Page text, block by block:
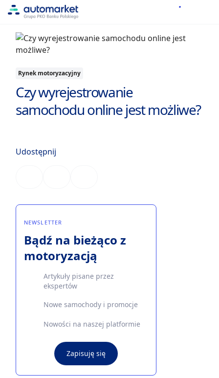
Rynek motoryzacyjny
Czy wyrejestrowanie
samochodu online jest możliwe?
Udostępnij
NEWSLETTER
Bądź na bieżąco z
motoryzacją
Artykuły pisane przez
ekspertów
Nowe samochody i promocje
Nowości na naszej platformie
Zapisuję się